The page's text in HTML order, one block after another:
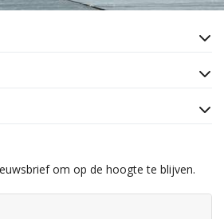
om op de hoogte te blijven.